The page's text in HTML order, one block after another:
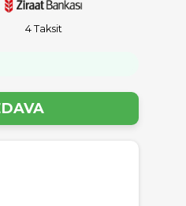
4 Taksit